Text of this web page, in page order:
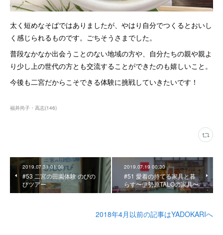
太く短めなそばではありましたが、やはり自分でつくるとおいし
く感じられるものです。ごちそうさまでした。
普段なかなか出会うことのない地域の方や、自分たちの親や親よ
り少し上の世代の方とも交流することができたのも嬉しいこと。
今後も二宮だからこそできる体験に挑戦していきたいです！
福井尚子・高志(146)
2019.07.31 01:00
#53 二宮の田園体験 のびの
びツアー
2019.07.19 00:30
#51 愛着の持てる家具と暮
らす〜伊勢原TALOの家具〜
2018年4月以前の記事はYADOKARIへ